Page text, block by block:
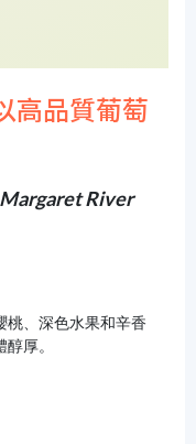
高品質葡萄
River
桃、深色水果和辛香
厚。